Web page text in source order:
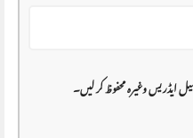
ایڈریس وغیرہ محفوظ کر لیں۔